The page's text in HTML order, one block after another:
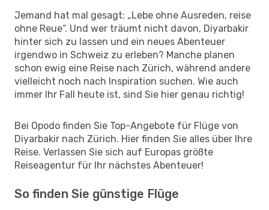
Jemand hat mal gesagt: „Lebe ohne Ausreden, reise
ohne Reue“. Und wer träumt nicht davon, Diyarbakir
hinter sich zu lassen und ein neues Abenteuer
irgendwo in Schweiz zu erleben? Manche planen
schon ewig eine Reise nach Zürich, während andere
vielleicht noch nach Inspiration suchen. Wie auch
immer Ihr Fall heute ist, sind Sie hier genau richtig!
Bei Opodo finden Sie Top-Angebote für Flüge von
Diyarbakir nach Zürich. Hier finden Sie alles über Ihre
Reise. Verlassen Sie sich auf Europas größte
Reiseagentur für Ihr nächstes Abenteuer!
So finden Sie günstige Flüge